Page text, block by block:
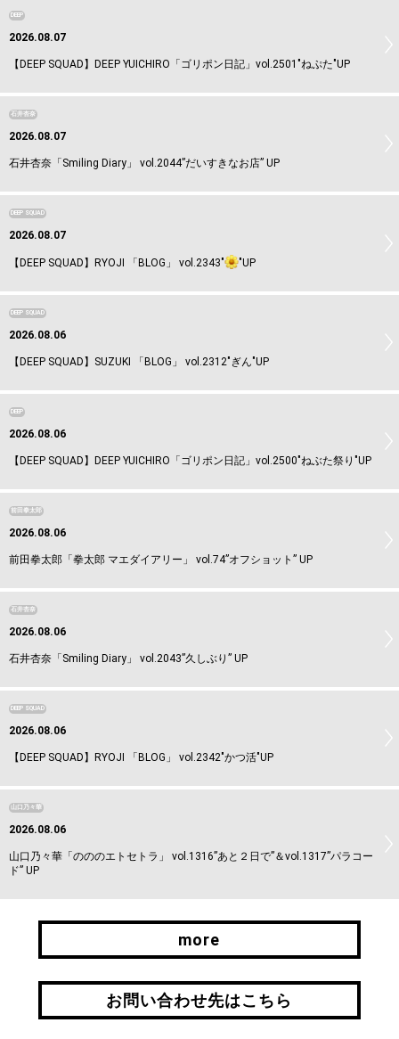
DEEP
2026.08.07
【DEEP SQUAD】DEEP YUICHIRO「ゴリポン日記」vol.2501"ねぷた"UP
石井杏奈
2026.08.07
石井杏奈「Smiling Diary」 vol.2044”だいすきなお店” UP
DEEP SQUAD
2026.08.07
【DEEP SQUAD】RYOJI 「BLOG」 vol.2343" "UP
DEEP SQUAD
2026.08.06
【DEEP SQUAD】SUZUKI 「BLOG」 vol.2312"ぎん"UP
DEEP
2026.08.06
【DEEP SQUAD】DEEP YUICHIRO「ゴリポン日記」vol.2500"ねぶた祭り"UP
前田拳太郎
2026.08.06
前田拳太郎「拳太郎 マエダイアリー」 vol.74”オフショット” UP
石井杏奈
2026.08.06
石井杏奈「Smiling Diary」 vol.2043”久しぶり” UP
DEEP SQUAD
2026.08.06
【DEEP SQUAD】RYOJI 「BLOG」 vol.2342"かつ活"UP
山口乃々華
2026.08.06
山口乃々華「のののエトセトラ」 vol.1316”あと２日で”＆vol.1317”パラコー
ド” UP
more
more
お問い合わせ先はこちら
お問い合わせ先はこちら
引継ぎはこちら